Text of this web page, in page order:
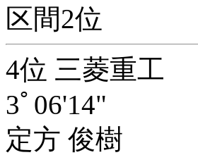
区間2位
4位 三菱重工
3ﾟ06'14"
定方 俊樹